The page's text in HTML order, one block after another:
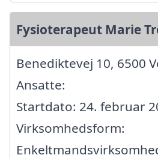
Fysioterapeut Marie
Benediktevej 10, 6500
Ansatte:
Startdato: 24. februar
Virksomhedsform: